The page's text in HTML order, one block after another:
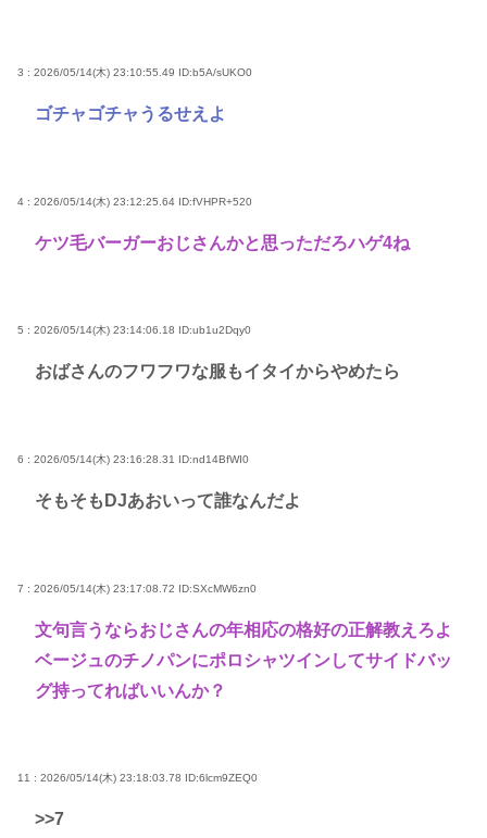
3 : 2026/05/14(木) 23:10:55.49 ID:b5A/sUKO0
ゴチャゴチャうるせえよ
4 : 2026/05/14(木) 23:12:25.64 ID:fVHPR+520
ケツ毛バーガーおじさんかと思っただろハゲ4ね
5 : 2026/05/14(木) 23:14:06.18 ID:ub1u2Dqy0
おばさんのフワフワな服もイタイからやめたら
6 : 2026/05/14(木) 23:16:28.31 ID:nd14BfWI0
そもそもDJあおいって誰なんだよ
7 : 2026/05/14(木) 23:17:08.72 ID:SXcMW6zn0
文句言うならおじさんの年相応の格好の正解教えろよ
ベージュのチノパンにポロシャツインしてサイドバッ
グ持ってればいいんか？
11 : 2026/05/14(木) 23:18:03.78 ID:6lcm9ZEQ0
>>7